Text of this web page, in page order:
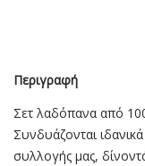
Περιγραφή
Σετ λαδόπανα από
Συνδυάζονται
συλλογής μας,